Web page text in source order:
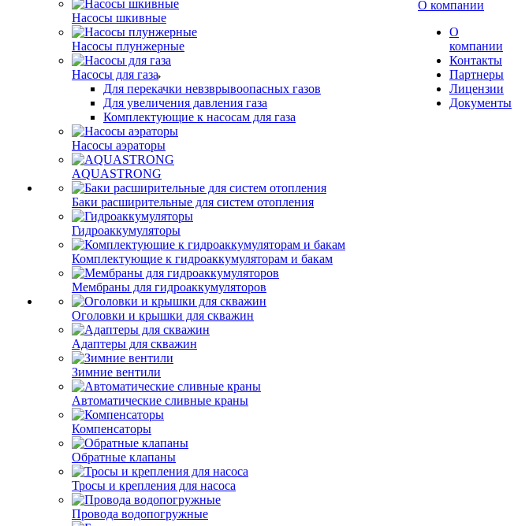
Насосы шкивные
Насосы плунжерные
Насосы для газа
Для перекачки невзврывоопасных газов
Для увеличения давления газа
Комплектующие к насосам для газа
Насосы аэраторы
AQUASTRONG
Баки расширительные для систем отопления
Гидроаккумуляторы
Комплектующие к гидроаккумуляторам и бакам
Мембраны для гидроаккумуляторов
Оголовки и крышки для скважин
Адаптеры для скважин
Зимние вентили
Автоматические сливные краны
Компенсаторы
Обратные клапаны
Тросы и крепления для насоса
Провода водопогружные
О компании
О
компании
Контакты
Партнеры
Лицензии
Документы